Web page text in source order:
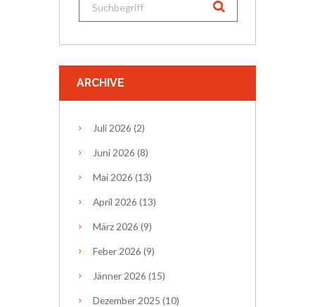
ARCHIVE
Juli 2026 (2)
Juni 2026 (8)
Mai 2026 (13)
April 2026 (13)
März 2026 (9)
Feber 2026 (9)
Jänner 2026 (15)
Dezember 2025 (10)